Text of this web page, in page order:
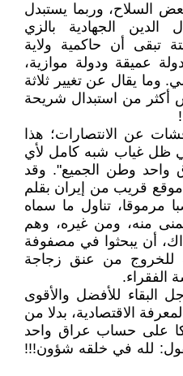
السلاح، وربما يستبدل
الجهادية بالزي
تبقى أن حاكمية ولاية
عميقة ودولة موازية،
وما يقال عن تغيير ثلاثة
أكثر من استبدال شريحة
عن الانتصارات؛ هذا
ظل غياب شبه كامل لأي
واحد وطن الجميع". وقد
قريب من إيران بقلم
تناول ما سماه
منه، ومن غيره، وهم
أن يبحثوا في مصفوفة
للخروج من عنق زجاجة
الفقراء.
البقاء للأفضل والأقوى
الاقتصادية، بدلا من
على حساب عراق واحد
لله في خلقه شؤون!!!